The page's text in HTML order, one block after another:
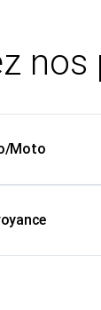
nos
Moto